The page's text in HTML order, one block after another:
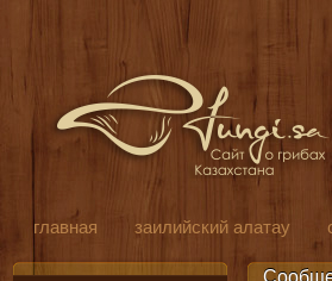
главная заилийский алатау